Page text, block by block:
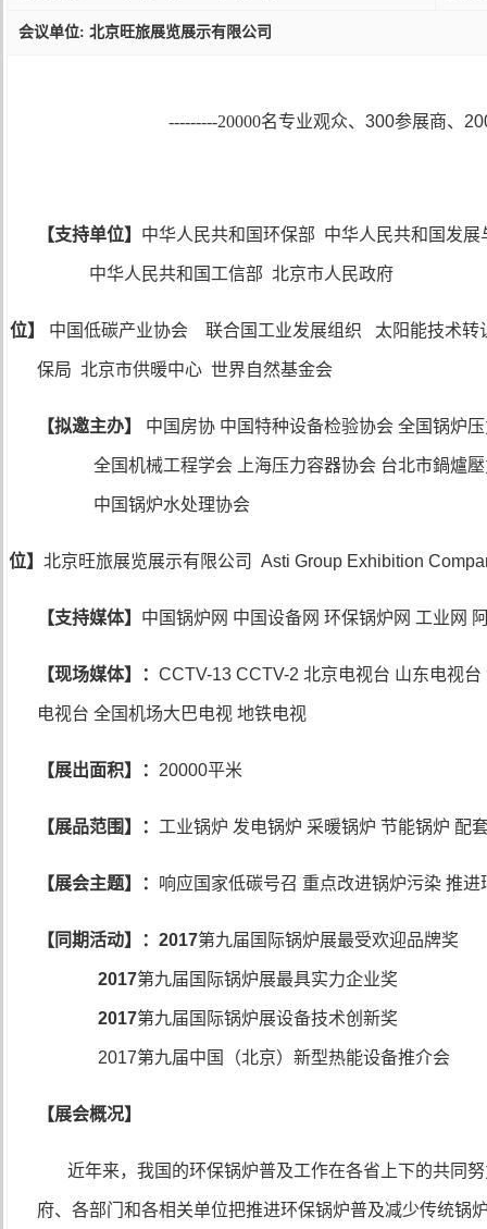
会议单位: 北京旺旅展览展示有限公司
---------20000名专业观众、 300参展商、
【支持单位】 中华人民共和国环保部 中华人民共和国发展
中华人民共和国工信部 北京市人民政府
位】 中国低碳产业协会 联合国工业发展组织 太阳能技术转
保局 北京市供暖中心 世界自然基金会
【拟邀主办】 中国房协 中国特种设备检验协会 全国锅炉
全国机械工程学会 上海压力容器协会 台北市鍋爐
中国锅炉水处理协会
位】北京旺旅展览展示有限公司 Asti Group Exhibition
【支持媒体】 中国锅炉网 中国设备网 环保锅炉网 工业网
【现场媒体】： CCTV-13 CCTV-2 北京电视台 山东电视
电视台 全国机场大巴电视 地铁电视
【展出面积】： 20000平米
【展品范围】： 工业锅炉 发电锅炉 采暖锅炉 节能锅炉 配
【展会主题】： 响应国家低碳号召 重点改进锅炉污染 推进
【同期活动】： 2017第九届国际锅炉展最受欢迎品牌奖
2017第九届国际锅炉展最具实力企业奖
2017第九届国际锅炉展设备技术创新奖
2017第九届中国（北京）新型热能设备推介会
【展会概况】
近年来，我国的环保锅炉普及工作在各省上下的共同
府、各部门和各相关单位把推进环保锅炉普及减少传统锅